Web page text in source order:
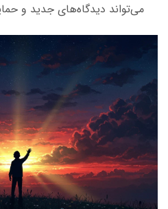
می‌تواند دیدگاه‌های جدید و